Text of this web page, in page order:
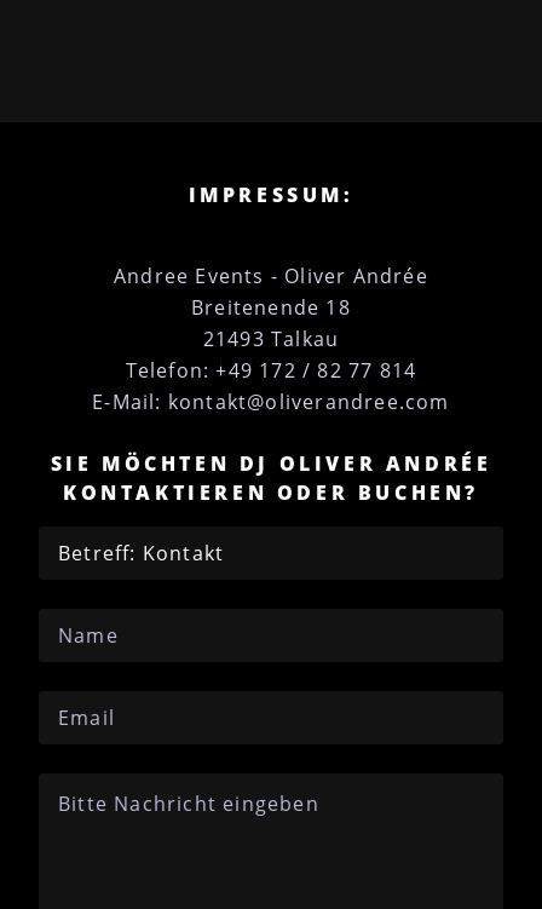
IMPRESSUM:
Andree Events - Oliver Andrée
Breitenende 18
21493 Talkau
Telefon: +49 172 / 82 77 814
E-Mail: kontakt@oliverandree.com
SIE MÖCHTEN DJ OLIVER ANDRÉE
KONTAKTIEREN ODER BUCHEN?